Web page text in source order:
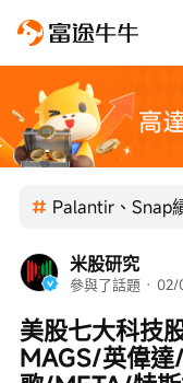
Palantir、Snap
米股研究
參與了話題 · 02/
美股七大科技
MAGS/英偉